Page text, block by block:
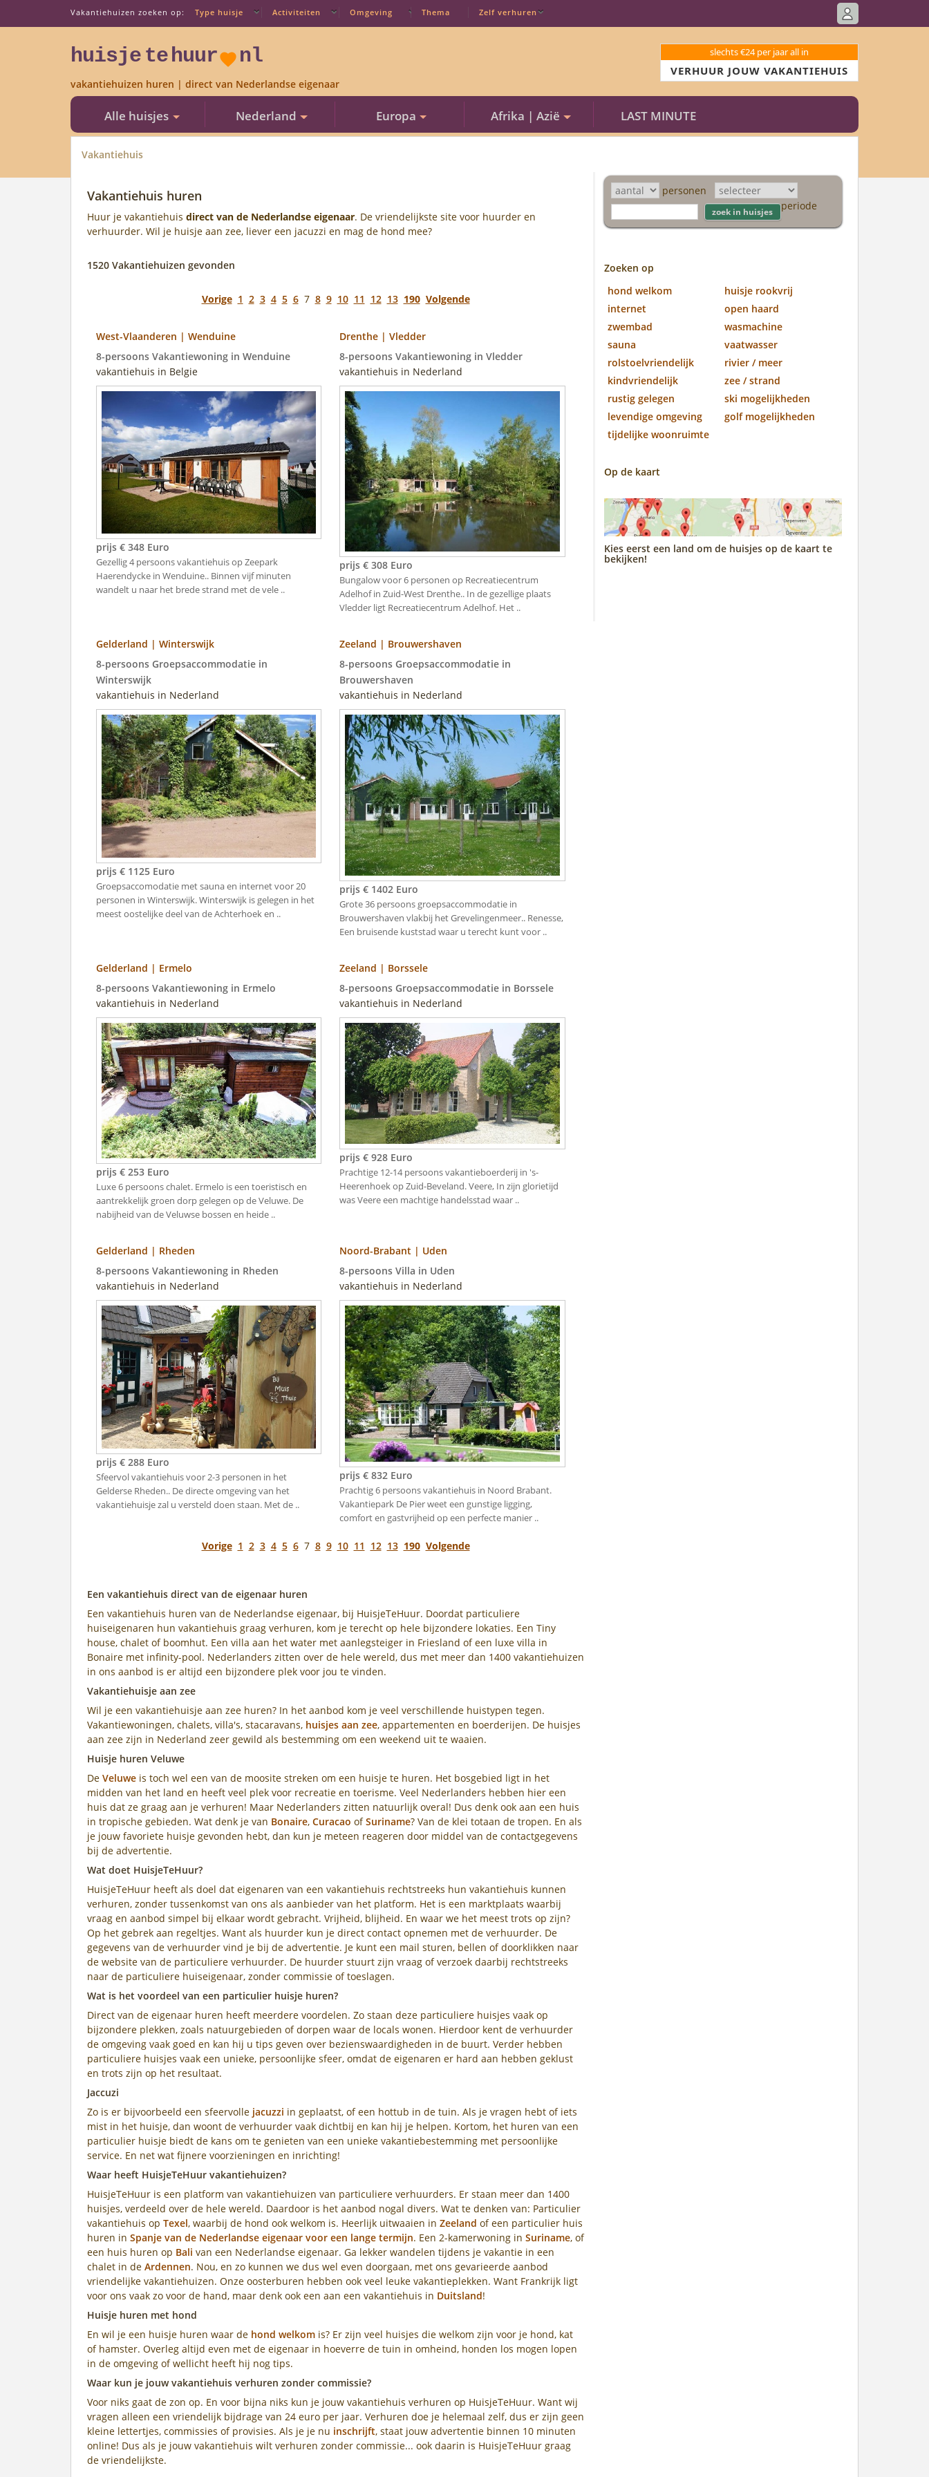
Vakantiehuizen zoeken op: Type huisje Activiteiten Omgeving Thema Zelf verhuren
huisje tehuur nl
vakantiehuizen huren | direct van Nederlandse eigenaar
slechts €24 per jaar all in
VERHUUR JOUW VAKANTIEHUIS
Alle huisjes Nederland Europa Afrika | Azië LAST MINUTE
Vakantiehuis
Vakantiehuis huren
Huur je vakantiehuis direct van de Nederlandse eigenaar. De vriendelijkste site voor huurder en
verhuurder. Wil je huisje aan zee, liever een jacuzzi en mag de hond mee?
1520 Vakantiehuizen gevonden
Vorige 1 2 3 4 5 67 8 9 10 11 12 13 190 Volgende
West-Vlaanderen | Wenduine
8-persoons Vakantiewoning in Wenduine
vakantiehuis in Belgie
prijs € 348 Euro
Gezellig 4 persoons vakantiehuis op Zeepark
Haerendycke in Wenduine.. Binnen vijf minuten
wandelt u naar het brede strand met de vele ..
Drenthe | Vledder
8-persoons Vakantiewoning in Vledder
vakantiehuis in Nederland
prijs € 308 Euro
Bungalow voor 6 personen op Recreatiecentrum
Adelhof in Zuid-West Drenthe.. In de gezellige plaats
Vledder ligt Recreatiecentrum Adelhof. Het ..
Gelderland | Winterswijk
8-persoons Groepsaccommodatie in
Winterswijk
vakantiehuis in Nederland
prijs € 1125 Euro
Groepsaccomodatie met sauna en internet voor 20
personen in Winterswijk. Winterswijk is gelegen in het
meest oostelijke deel van de Achterhoek en ..
Zeeland | Brouwershaven
8-persoons Groepsaccommodatie in
Brouwershaven
vakantiehuis in Nederland
prijs € 1402 Euro
Grote 36 persoons groepsaccommodatie in
Brouwershaven vlakbij het Grevelingenmeer.. Renesse,
Een bruisende kuststad waar u terecht kunt voor ..
Gelderland | Ermelo
8-persoons Vakantiewoning in Ermelo
vakantiehuis in Nederland
prijs € 253 Euro
Luxe 6 persoons chalet. Ermelo is een toeristisch en
aantrekkelijk groen dorp gelegen op de Veluwe. De
nabijheid van de Veluwse bossen en heide ..
Zeeland | Borssele
8-persoons Groepsaccommodatie in Borssele
vakantiehuis in Nederland
prijs € 928 Euro
Prachtige 12-14 persoons vakantieboerderij in 's-
Heerenhoek op Zuid-Beveland. Veere, In zijn glorietijd
was Veere een machtige handelsstad waar ..
Gelderland | Rheden
8-persoons Vakantiewoning in Rheden
vakantiehuis in Nederland
prijs € 288 Euro
Sfeervol vakantiehuis voor 2-3 personen in het
Gelderse Rheden.. De directe omgeving van het
vakantiehuisje zal u versteld doen staan. Met de ..
Noord-Brabant | Uden
8-persoons Villa in Uden
vakantiehuis in Nederland
prijs € 832 Euro
Prachtig 6 persoons vakantiehuis in Noord Brabant.
Vakantiepark De Pier weet een gunstige ligging,
comfort en gastvrijheid op een perfecte manier ..
Vorige 1 2 3 4 5 67 8 9 10 11 12 13 190 Volgende
Een vakantiehuis direct van de eigenaar huren
Een vakantiehuis huren van de Nederlandse eigenaar, bij HuisjeTeHuur. Doordat particuliere
huiseigenaren hun vakantiehuis graag verhuren, kom je terecht op hele bijzondere lokaties. Een Tiny
house, chalet of boomhut. Een villa aan het water met aanlegsteiger in Friesland of een luxe villa in
Bonaire met infinity-pool. Nederlanders zitten over de hele wereld, dus met meer dan 1400 vakantiehuizen
in ons aanbod is er altijd een bijzondere plek voor jou te vinden.
Vakantiehuisje aan zee
Wil je een vakantiehuisje aan zee huren? In het aanbod kom je veel verschillende huistypen tegen.
Vakantiewoningen, chalets, villa's, stacaravans, huisjes aan zee, appartementen en boerderijen. De huisjes
aan zee zijn in Nederland zeer gewild als bestemming om een weekend uit te waaien.
Huisje huren Veluwe
De Veluwe is toch wel een van de moosite streken om een huisje te huren. Het bosgebied ligt in het
midden van het land en heeft veel plek voor recreatie en toerisme. Veel Nederlanders hebben hier een
huis dat ze graag aan je verhuren! Maar Nederlanders zitten natuurlijk overal! Dus denk ook aan een huis
in tropische gebieden. Wat denk je van Bonaire, Curacao ofSuriname? Van de klei totaan de tropen. En als
je jouw favoriete huisje gevonden hebt, dan kun je meteen reageren door middel van de contactgegevens
bij de advertentie.
Wat doet HuisjeTeHuur?
HuisjeTeHuur heeft als doel dat eigenaren van een vakantiehuis rechtstreeks hun vakantiehuis kunnen
verhuren, zonder tussenkomst van ons als aanbieder van het platform. Het is een marktplaats waarbij
vraag en aanbod simpel bij elkaar wordt gebracht. Vrijheid, blijheid. En waar we het meest trots op zijn?
Op het gebrek aan regeltjes. Want als huurder kun je direct contact opnemen met de verhuurder. De
gegevens van de verhuurder vind je bij de advertentie. Je kunt een mail sturen, bellen of doorklikken naar
de website van de particuliere verhuurder. De huurder stuurt zijn vraag of verzoek daarbij rechtstreeks
naar de particuliere huiseigenaar, zonder commissie of toeslagen.
Wat is het voordeel van een particulier huisje huren?
Direct van de eigenaar huren heeft meerdere voordelen. Zo staan deze particuliere huisjes vaak op
bijzondere plekken, zoals natuurgebieden of dorpen waar de locals wonen. Hierdoor kent de verhuurder
de omgeving vaak goed en kan hij u tips geven over bezienswaardigheden in de buurt. Verder hebben
particuliere huisjes vaak een unieke, persoonlijke sfeer, omdat de eigenaren er hard aan hebben geklust
en trots zijn op het resultaat.
Jaccuzi
Zo is er bijvoorbeeld een sfeervolle jacuzzi in geplaatst, of een hottub in de tuin. Als je vragen hebt of iets
mist in het huisje, dan woont de verhuurder vaak dichtbij en kan hij je helpen. Kortom, het huren van een
particulier huisje biedt de kans om te genieten van een unieke vakantiebestemming met persoonlijke
service. En net wat fijnere voorzieningen en inrichting!
Waar heeft HuisjeTeHuur vakantiehuizen?
HuisjeTeHuur is een platform van vakantiehuizen van particuliere verhuurders. Er staan meer dan 1400
huisjes, verdeeld over de hele wereld. Daardoor is het aanbod nogal divers. Wat te denken van: Particulier
vakantiehuis op Texel, waarbij de hond ook welkom is. Heerlijk uitwaaien in Zeeland of een particulier huis
huren in Spanje van de Nederlandse eigenaar voor een lange termijn. Een 2-kamerwoning in Suriname, of
een huis huren op Bali van een Nederlandse eigenaar. Ga lekker wandelen tijdens je vakantie in een
chalet in de Ardennen. Nou, en zo kunnen we dus wel even doorgaan, met ons gevarieerde aanbod
vriendelijke vakantiehuizen. Onze oosterburen hebben ook veel leuke vakantieplekken. Want Frankrijk ligt
voor ons vaak zo voor de hand, maar denk ook een aan een vakantiehuis in Duitsland!
Huisje huren met hond
En wil je een huisje huren waar de hond welkom is? Er zijn veel huisjes die welkom zijn voor je hond, kat
of hamster. Overleg altijd even met de eigenaar in hoeverre de tuin in omheind, honden los mogen lopen
in de omgeving of wellicht heeft hij nog tips.
Waar kun je jouw vakantiehuis verhuren zonder commissie?
Voor niks gaat de zon op. En voor bijna niks kun je jouw vakantiehuis verhuren op HuisjeTeHuur. Want wij
vragen alleen een vriendelijk bijdrage van 24 euro per jaar. Verhuren doe je helemaal zelf, dus er zijn geen
kleine lettertjes, commissies of provisies. Als je je nu inschrijft, staat jouw advertentie binnen 10 minuten
online! Dus als je jouw vakantiehuis wilt verhuren zonder commissie... ook daarin is HuisjeTeHuur graag
de vriendelijkste.
personen
periode
Zoeken op
hond welkom
huisje rookvrij
internet
open haard
zwembad
wasmachine
sauna
vaatwasser
rolstoelvriendelijk
rivier / meer
kindvriendelijk
zee / strand
rustig gelegen
ski mogelijkheden
levendige omgeving
golf mogelijkheden
tijdelijke woonruimte
Op de kaart
Kies eerst een land om de huisjes op de kaart te
bekijken!